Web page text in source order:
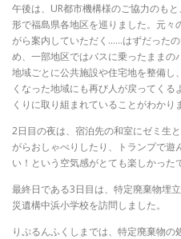
午後は、UR都市機構様のご協力のも
形で福島県各地区を巡りました。元
がら案内していただく……はずだった
め、一部地区ではバスに乗ったままの
地域ごとに公共施設や住宅地を整備し
くなった地域にも再び人が戻ってく
くりに取り組まれていることがわかり
2日目の夜は、宿泊先の和室にゼミ生
がらおしゃべりしたり、トランプで
い！という空気感がとても楽しかった
最終日である3日目は、特定廃棄物埋
災遺構中浜小学校を訪問しました。
りぷるんふくしまでは、特定廃棄物